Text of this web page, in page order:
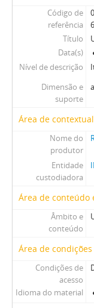
Código de
referência
Título
Data(s)
Nível de descrição
Dimensão e
suporte
Área de
Nome do
produtor
Entidade
custodiadora
Área de conteúdo
Âmbito e
conteúdo
Área de
Condições de
acesso
Idioma do material